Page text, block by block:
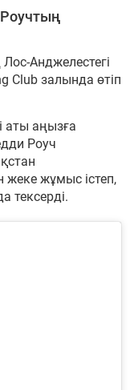
Анджелестегі
Club залында өтіп
аты аңызға
Роуч
жұмыс істеп,
тексерді.